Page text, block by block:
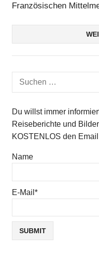
Französischen
Suchen
Du willst immer
Reiseberichte und
KOSTENLOS den
Name
E-Mail*